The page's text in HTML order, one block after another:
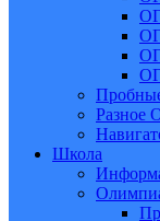
Разное
Школа